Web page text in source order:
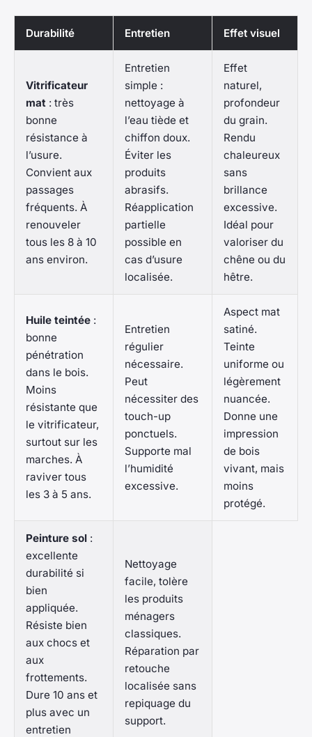
Durabilité Entretien Effet visuel
Vitrificateur
mat : très
bonne
résistance à
l’usure.
Convient aux
passages
fréquents. À
renouveler
tous les 8 à 10
ans environ.
Entretien
simple :
nettoyage à
l’eau tiède et
chiffon doux.
Éviter les
produits
abrasifs.
Réapplication
partielle
possible en
cas d’usure
localisée.
Effet
naturel,
profondeur
du grain.
Rendu
chaleureux
sans
brillance
excessive.
Idéal pour
valoriser du
chêne ou du
hêtre.
Huile teintée :
bonne
pénétration
dans le bois.
Moins
résistante que
le vitrificateur,
surtout sur les
marches. À
raviver tous
les 3 à 5 ans.
Entretien
régulier
nécessaire.
Peut
nécessiter des
touch-up
ponctuels.
Supporte mal
l’humidité
excessive.
Aspect mat
satiné.
Teinte
uniforme ou
légèrement
nuancée.
Donne une
impression
de bois
vivant, mais
moins
protégé.
Peinture sol :
excellente
durabilité si
bien
appliquée.
Résiste bien
aux chocs et
aux
frottements.
Dure 10 ans et
plus avec un
entretien
Nettoyage
facile, tolère
les produits
ménagers
classiques.
Réparation par
retouche
localisée sans
repiquage du
support.